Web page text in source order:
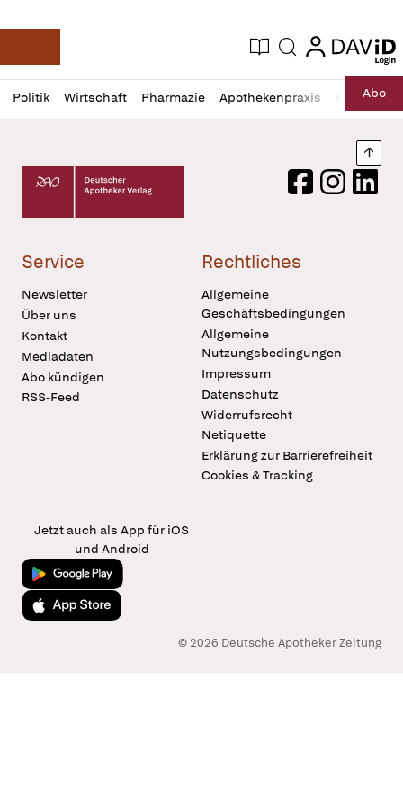
Deutsche Apotheker Zeitung
Aktuelle Ausgabe
Suche login
login
Politik Wirtschaft Pharmazie Apothekenpraxis RechtAbo
Profil
öffnen
Daz
Pur
Deutscher Apotheker Verlag Logo
FacebookInstagram
Service
Newsletter
Über uns
Kontakt
Mediadaten
Abo kündigen
RSS-Feed
Rechtliches
Allgemeine
Geschäftsbedingungen
Allgemeine
Nutzungsbedingungen
Impressum
Datenschutz
Widerrufsrecht
Netiquette
Erklärung zur Barrierefreiheit
Cookies & Tracking
Jetzt auch als App für iOS
und Android
Jetzt bei Google Play
Laden im App Store
© 2026 Deutsche Apotheker Zeitung